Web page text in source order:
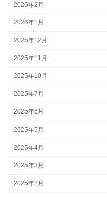
2026年2月
2026年1月
2025年12月
2025年11月
2025年10月
2025年7月
2025年6月
2025年5月
2025年4月
2025年3月
2025年2月